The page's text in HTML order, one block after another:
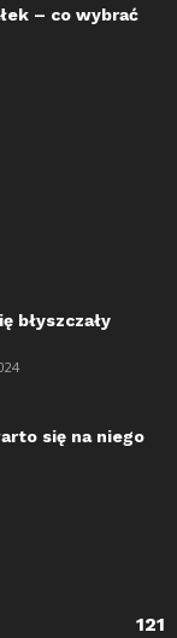
– co wybrać
błyszczały
się na niego
121